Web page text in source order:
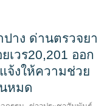
าง ด่านตรวจยา
เวร20,201 ออก
จ้งให้ความช่วย
หมด